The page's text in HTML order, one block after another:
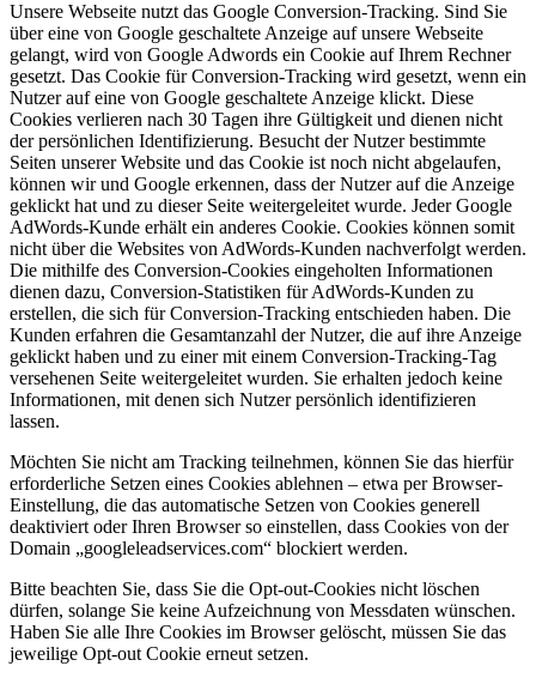
Unsere Webseite nutzt das Google Conversion-Tracking. Sind Sie
über eine von Google geschaltete Anzeige auf unsere Webseite
gelangt, wird von Google Adwords ein Cookie auf Ihrem Rechner
gesetzt. Das Cookie für Conversion-Tracking wird gesetzt, wenn ein
Nutzer auf eine von Google geschaltete Anzeige klickt. Diese
Cookies verlieren nach 30 Tagen ihre Gültigkeit und dienen nicht
der persönlichen Identifizierung. Besucht der Nutzer bestimmte
Seiten unserer Website und das Cookie ist noch nicht abgelaufen,
können wir und Google erkennen, dass der Nutzer auf die Anzeige
geklickt hat und zu dieser Seite weitergeleitet wurde. Jeder Google
AdWords-Kunde erhält ein anderes Cookie. Cookies können somit
nicht über die Websites von AdWords-Kunden nachverfolgt werden.
Die mithilfe des Conversion-Cookies eingeholten Informationen
dienen dazu, Conversion-Statistiken für AdWords-Kunden zu
erstellen, die sich für Conversion-Tracking entschieden haben. Die
Kunden erfahren die Gesamtanzahl der Nutzer, die auf ihre Anzeige
geklickt haben und zu einer mit einem Conversion-Tracking-Tag
versehenen Seite weitergeleitet wurden. Sie erhalten jedoch keine
Informationen, mit denen sich Nutzer persönlich identifizieren
lassen.
Möchten Sie nicht am Tracking teilnehmen, können Sie das hierfür
erforderliche Setzen eines Cookies ablehnen – etwa per Browser-
Einstellung, die das automatische Setzen von Cookies generell
deaktiviert oder Ihren Browser so einstellen, dass Cookies von der
Domain „googleleadservices.com“ blockiert werden.
Bitte beachten Sie, dass Sie die Opt-out-Cookies nicht löschen
dürfen, solange Sie keine Aufzeichnung von Messdaten wünschen.
Haben Sie alle Ihre Cookies im Browser gelöscht, müssen Sie das
jeweilige Opt-out Cookie erneut setzen.